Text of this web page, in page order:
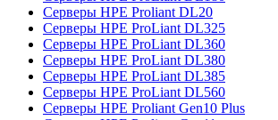
Серверы HPE Proliant DL20
Серверы HPE ProLiant DL325
Серверы HPE ProLiant DL360
Серверы HPE ProLiant DL380
Серверы HPE ProLiant DL385
Серверы HPE ProLiant DL560
Серверы HPE Proliant Gen10 Plus